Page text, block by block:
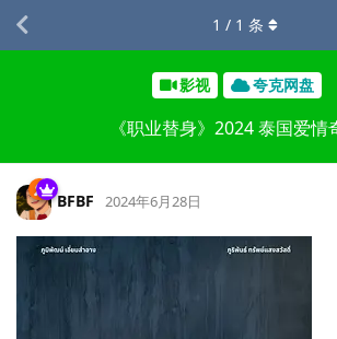
影视 夸克网盘
《职业替身》2024 泰国爱情
1 / 1 条
BFBF 2024年6月28日